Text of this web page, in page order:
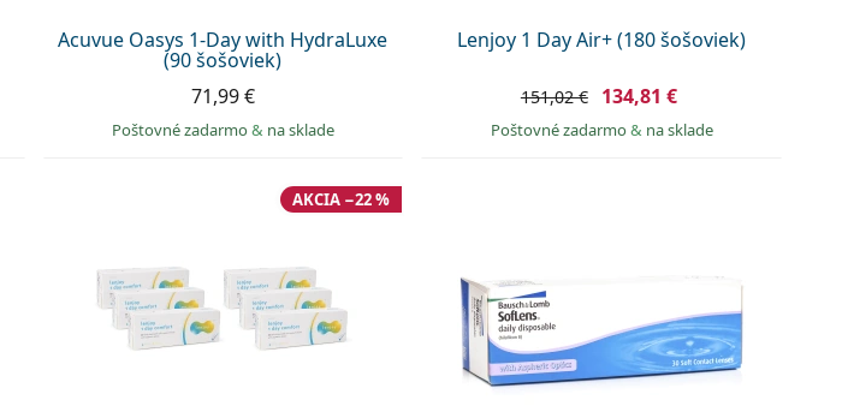
Acuvue Oasys 1-Day with HydraLuxe
(90 šošoviek)
71,99 €
Poštovné zadarmo& na sklade
Lenjoy 1 Day Air+ (180 šošoviek)
151,02 € 134,81 €
Poštovné zadarmo& na sklade
AKCIA −22 %